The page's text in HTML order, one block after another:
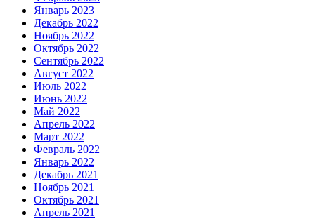
Январь 2023
Декабрь 2022
Ноябрь 2022
Октябрь 2022
Сентябрь 2022
Август 2022
Июль 2022
Июнь 2022
Май 2022
Апрель 2022
Март 2022
Февраль 2022
Январь 2022
Декабрь 2021
Ноябрь 2021
Октябрь 2021
Апрель 2021